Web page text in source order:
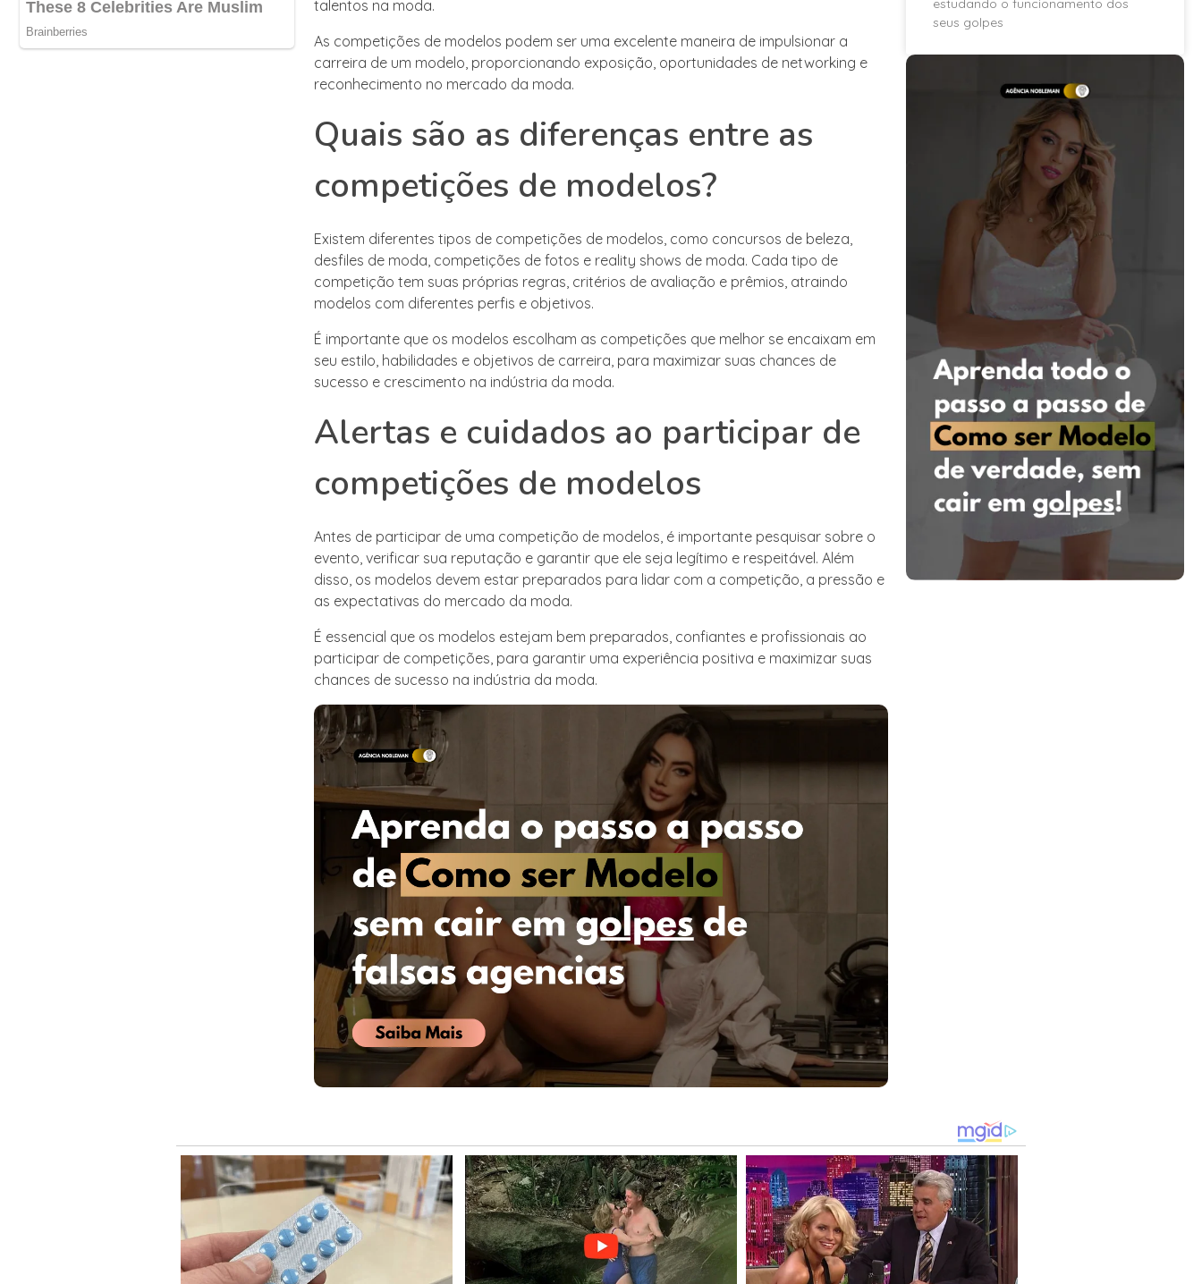
talentos na moda.
As competições de modelos podem ser uma excelente maneira de impulsionar a
carreira de um modelo, proporcionando exposição, oportunidades de networking e
reconhecimento no mercado da moda.
Quais são as diferenças entre as
competições de modelos?
Existem diferentes tipos de competições de modelos, como concursos de beleza,
desfiles de moda, competições de fotos e reality shows de moda. Cada tipo de
competição tem suas próprias regras, critérios de avaliação e prêmios, atraindo
modelos com diferentes perfis e objetivos.
É importante que os modelos escolham as competições que melhor se encaixam em
seu estilo, habilidades e objetivos de carreira, para maximizar suas chances de
sucesso e crescimento na indústria da moda.
Alertas e cuidados ao participar de
competições de modelos
Antes de participar de uma competição de modelos, é importante pesquisar sobre o
evento, verificar sua reputação e garantir que ele seja legítimo e respeitável. Além
disso, os modelos devem estar preparados para lidar com a competição, a pressão e
as expectativas do mercado da moda.
É essencial que os modelos estejam bem preparados, confiantes e profissionais ao
participar de competições, para garantir uma experiência positiva e maximizar suas
chances de sucesso na indústria da moda.
estudando o funcionamento dos
seus golpes